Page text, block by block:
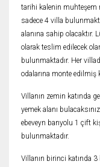
tarihi kalenin muhteşem
sadece 4 villa
alanına sahip olacaktır.
olarak teslim edilecek
bulunmaktadır. Her
odalarına monte
Villanın zemin katında
yemek alanı
ebeveyn banyolu 1 çift
bulunmaktadır.
Villanın birinci katında